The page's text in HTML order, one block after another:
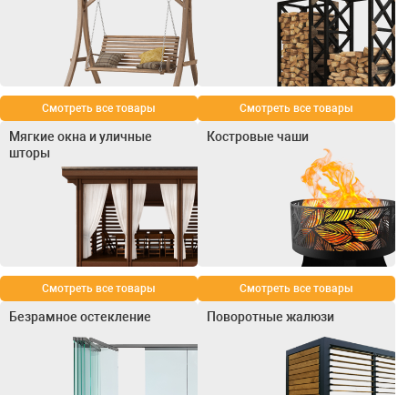
Смотреть все товары Смотреть все товары
Мягкие окна и уличные
шторы
Смотреть все товары
Костровые чаши
Смотреть все товары
Безрамное остекление Поворотные жалюзи